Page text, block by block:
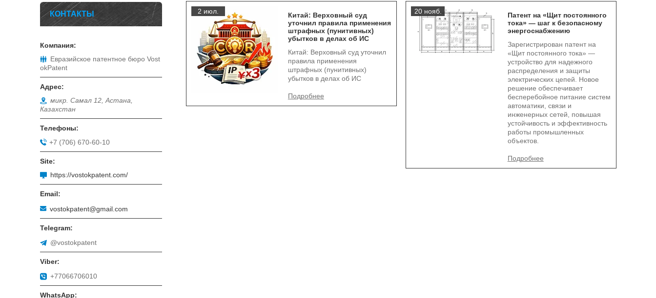
2 июл.
Китай: Верховный суд
уточнил правила применения
штрафных (пунитивных)
убытков в делах об ИС
Китай: Верховный суд уточнил
правила применения
штрафных (пунитивных)
убытков в делах об ИС
20 нояб.
Патент на «Щит постоянного
тока» — шаг к безопасному
энергоснабжению
Зарегистрирован патент на
«Щит постоянного тока» —
устройство для надежного
распределения и защиты
электрических цепей. Новое
решение обеспечивает
бесперебойное питание систем
автоматики, связи и
инженерных сетей, повышая
устойчивость и эффективность
работы промышленных
объектов.
КОНТАКТЫ
Евразийское патентное бюро Vost
okPatent
микр. Самал 12, Астана,
Казахстан
+7 (706) 670-60-10
https://vostokpatent.com/
vostokpatent@gmail.com
@vostokpatent
+77066706010